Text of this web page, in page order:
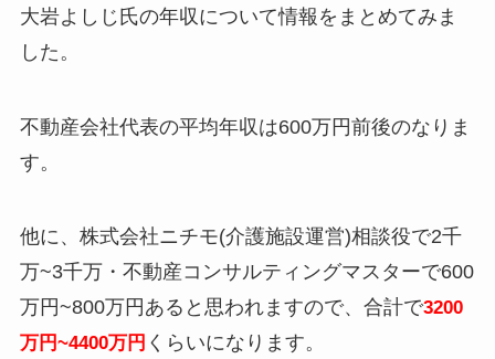
大岩よしじ氏の年収について情報をまとめてみま
した。
不動産会社代表の平均年収は600万円前後のなりま
す。
他に、株式会社ニチモ(介護施設運営)相談役で2千
万~3千万・不動産コンサルティングマスターで600
万円~800万円あると思われますので、合計で3200
万円~4400万円 くらいになります。